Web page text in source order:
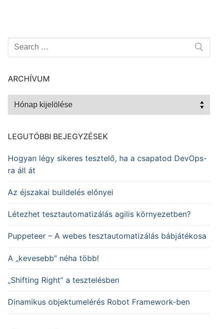
Keresése:
ARCHÍVUM
Archívum
LEGUTÓBBI BEJEGYZÉSEK
Hogyan légy sikeres tesztelő, ha a csapatod DevOps-
ra áll át
Az éjszakai buildelés előnyei
Létezhet tesztautomatizálás agilis környezetben?
Puppeteer – A webes tesztautomatizálás bábjátékosa
A „kevesebb” néha több!
„Shifting Right” a tesztelésben
Dinamikus objektumelérés Robot Framework-ben